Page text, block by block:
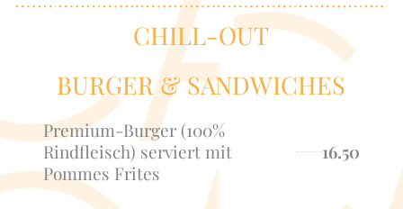
CHILL-OUT
BURGER & SANDWICHES
Premium-Burger (100%
Rindfleisch) serviert mit
Pommes Frites
16.50